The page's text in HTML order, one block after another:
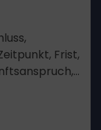
Frist,